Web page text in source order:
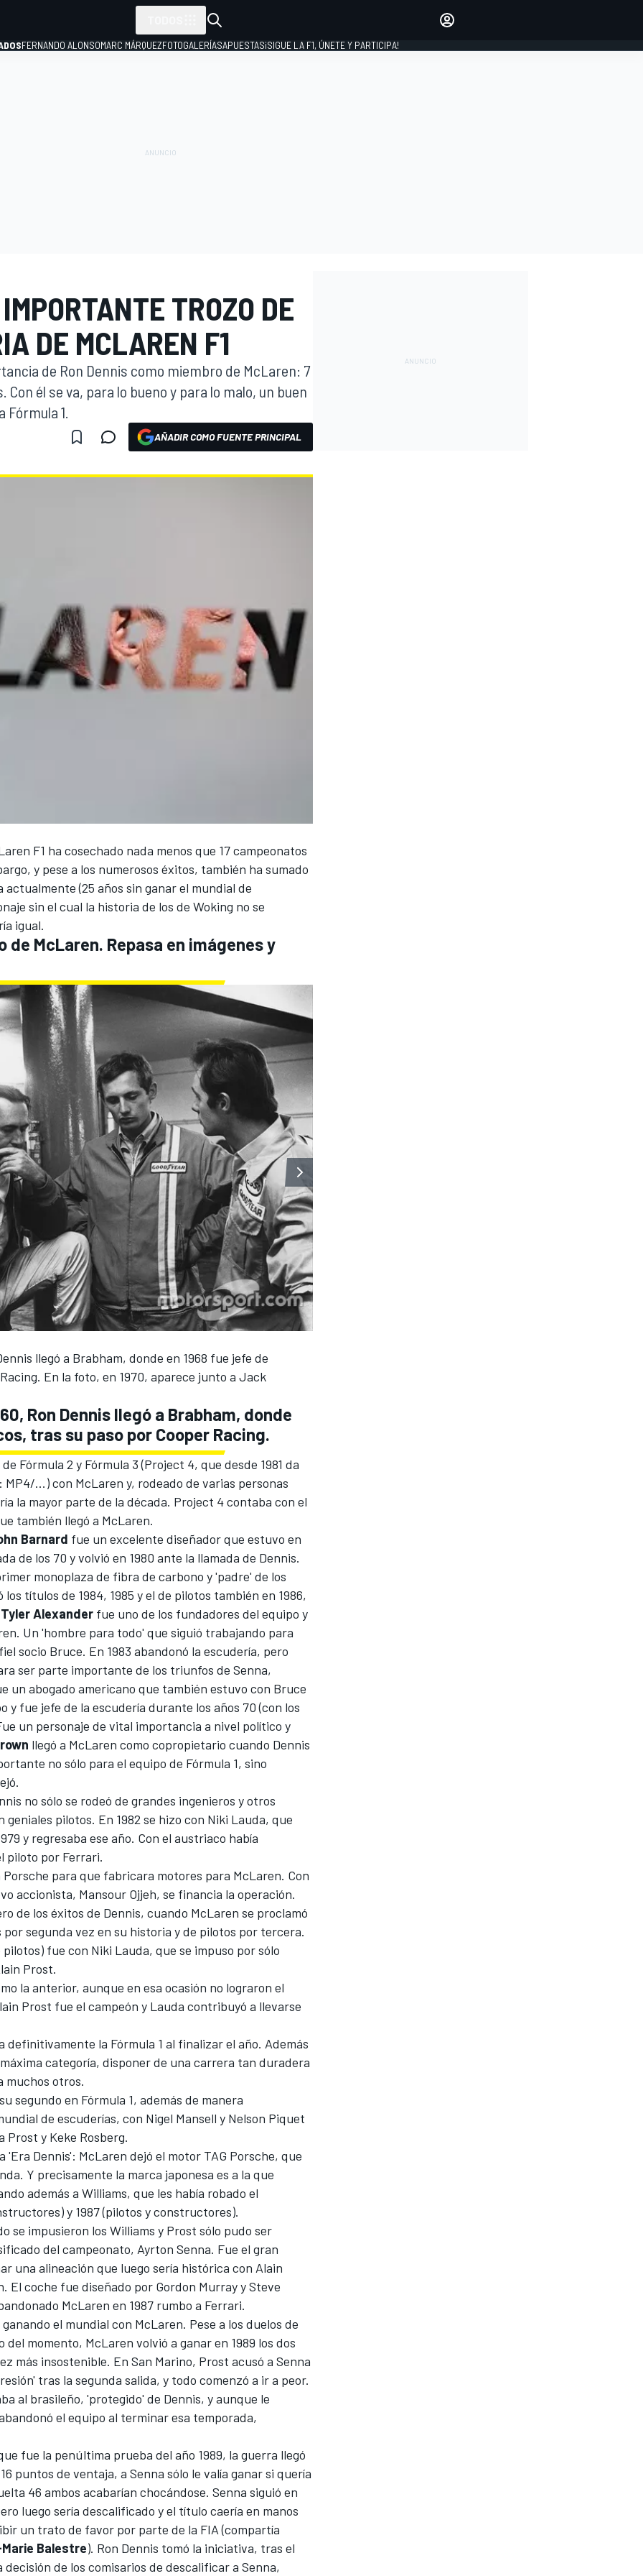
FERNANDO ALONSOMARC MÁRQUEZFOTOGALERÍASAPUESTAS¡SIGUE LA F1, ÚNETE Y PARTICIPA!
TROZO DE
DE MCLAREN F1
de Ron Dennis como miembro de McLaren: 7
él se va, para lo bueno y para lo malo, un buen
1.
AÑADIR COMO FUENTE PRINCIPAL
F1 ha cosechado nada menos que 17 campeonatos
y pese a los numerosos éxitos, también ha sumado
(25 años sin ganar el mundial de
sin el cual la historia de los de Woking no se
igual.
de McLaren. Repasa en imágenes y
llegó a Brabham, donde en 1968 fue jefe de
En la foto, en 1970, aparece junto a Jack
Ron Dennis llegó a Brabham, donde
tras su paso por Cooper Racing.
Fórmula 2 y Fórmula 3 (Project 4, que desde 1981 da
...) con McLaren y, rodeado de varias personas
la mayor parte de la década. Project 4 contaba con el
también llegó a McLaren.
Barnard fue un excelente diseñador que estuvo en
de los 70 y volvió en 1980 ante la llamada de Dennis.
monoplaza de fibra de carbono y 'padre' de los
títulos de 1984, 1985 y el de pilotos también en 1986,
Tyler Alexander fue uno de los fundadores del equipo y
Un 'hombre para todo' que siguió trabajando para
socio Bruce. En 1983 abandonó la escudería, pero
ser parte importante de los triunfos de Senna,
un abogado americano que también estuvo con Bruce
y fue jefe de la escudería durante los años 70 (con los
un personaje de vital importancia a nivel político y
llegó a McLaren como copropietario cuando Dennis
no sólo para el equipo de Fórmula 1, sino
no sólo se rodeó de grandes ingenieros y otros
pilotos. En 1982 se hizo con Niki Lauda, que
y regresaba ese año. Con el austriaco había
piloto por Ferrari.
Porsche para que fabricara motores para McLaren. Con
accionista, Mansour Ojjeh, se financia la operación.
de los éxitos de Dennis, cuando McLaren se proclamó
segunda vez en su historia y de pilotos por tercera.
fue con Niki Lauda, que se impuso por sólo
Prost.
la anterior, aunque en esa ocasión no lograron el
Prost fue el campeón y Lauda contribuyó a llevarse
definitivamente la Fórmula 1 al finalizar el año. Además
categoría, disponer de una carrera tan duradera
muchos otros.
segundo en Fórmula 1, además de manera
de escuderías, con Nigel Mansell y Nelson Piquet
Prost y Keke Rosberg.
Dennis': McLaren dejó el motor TAG Porsche, que
Y precisamente la marca japonesa es a la que
además a Williams, que les había robado el
y 1987 (pilotos y constructores).
se impusieron los Williams y Prost sólo pudo ser
del campeonato, Ayrton Senna. Fue el gran
una alineación que luego sería histórica con Alain
coche fue diseñado por Gordon Murray y Steve
McLaren en 1987 rumbo a Ferrari.
el mundial con McLaren. Pese a los duelos de
momento, McLaren volvió a ganar en 1989 los dos
más insostenible. En San Marino, Prost acusó a Senna
tras la segunda salida, y todo comenzó a ir a peor.
al brasileño, 'protegido' de Dennis, y aunque le
el equipo al terminar esa temporada,
fue la penúltima prueba del año 1989, la guerra llegó
puntos de ventaja, a Senna sólo le valía ganar si quería
46 ambos acabarían chocándose. Senna siguió en
luego sería descalificado y el título caería en manos
un trato de favor por parte de la FIA (compartía
Balestre). Ron Dennis tomó la iniciativa, tras el
de los comisarios de descalificar a Senna,